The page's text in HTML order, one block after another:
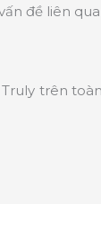
đề liên
trên